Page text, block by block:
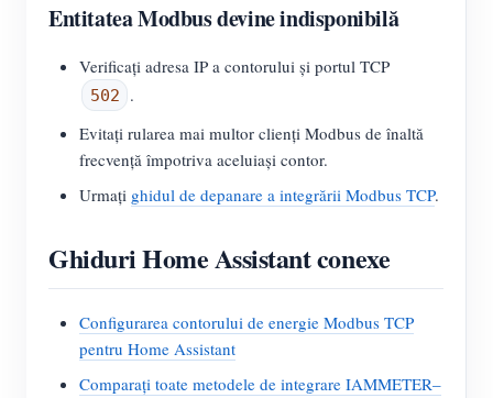
Entitatea Modbus devine indisponibilă
Verificați adresa IP a contorului și portul TCP
502
.
Evitați rularea mai multor clienți Modbus de înaltă
frecvență împotriva aceluiași contor.
Urmați ghidul de depanare a integrării Modbus TCP.
Ghiduri Home Assistant conexe
Configurarea contorului de energie Modbus TCP
pentru Home Assistant
Comparați toate metodele de integrare IAMMETER–